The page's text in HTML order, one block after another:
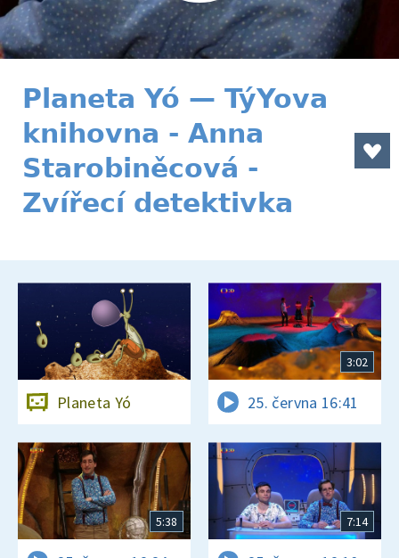
Planeta Yó — TýYova
knihovna - Anna
Starobiněcová -
Zvířecí detektivka
Planeta Yó
3:02
25. června 16:41
5:38 7:14